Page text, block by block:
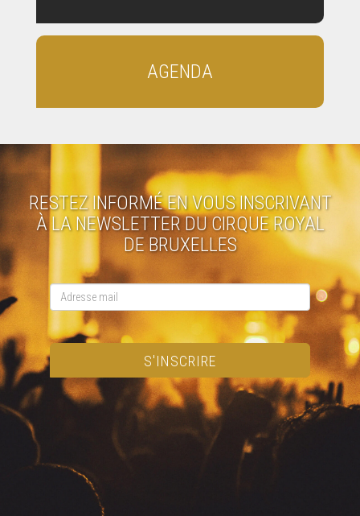
AGENDA
RESTEZ INFORMÉ EN VOUS INSCRIVANT
À LA NEWSLETTER DU CIRQUE ROYAL
DE BRUXELLES
S'INSCRIRE